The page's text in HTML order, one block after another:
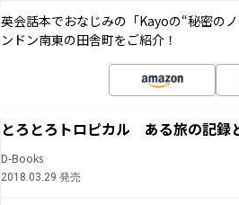
英会話本でおなじみの「Kayoの“秘密の
ンドン南東の田舎町をご紹介！
とろとろトロピカル ある旅の記
D-Books
2018.03.29 発売